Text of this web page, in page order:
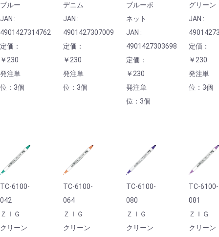
ブルー
JAN :
4901427314762
定価：
￥230
発注単
位：3個
デニム
JAN :
4901427307009
定価：
￥230
発注単
位：3個
ブルーボ
ネット
JAN :
4901427303698
定価：
￥230
発注単
位：3個
グリーン
JAN :
定価：
￥230
発注単
位：3個
TC-6100-
042
ＺＩＧ
クリーン
TC-6100-
064
ＺＩＧ
クリーン
TC-6100-
080
ＺＩＧ
クリーン
TC-6100-
081
ＺＩＧ
クリーン